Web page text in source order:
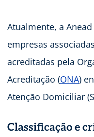
Atualmente, a
empresas
acreditadas pela
Acreditação (ONA)
Atenção Domiciliar
Classificação e